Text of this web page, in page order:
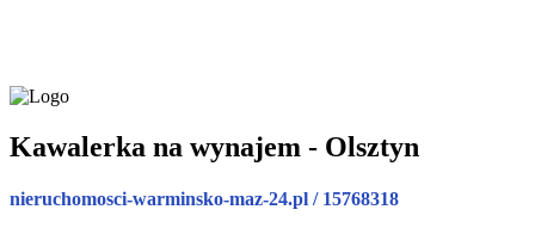
Kawalerka na wynajem - Olsztyn
nieruchomosci-warminsko-maz-24.pl / 15768318